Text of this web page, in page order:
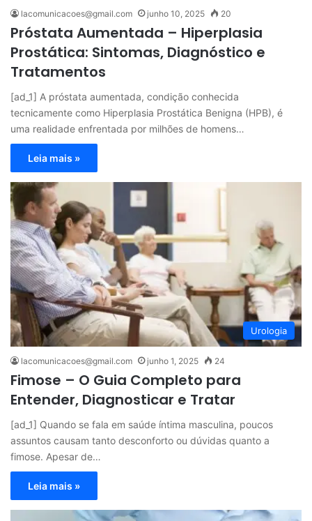
lacomunicacoes@gmail.com junho 10, 2025 20
Próstata Aumentada – Hiperplasia
Prostática: Sintomas, Diagnóstico e
Tratamentos
[ad_1] A próstata aumentada, condição conhecida
tecnicamente como Hiperplasia Prostática Benigna (HPB), é
uma realidade enfrentada por milhões de homens…
Leia mais »
Urologia
lacomunicacoes@gmail.com junho 1, 2025 24
Fimose – O Guia Completo para
Entender, Diagnosticar e Tratar
[ad_1] Quando se fala em saúde íntima masculina, poucos
assuntos causam tanto desconforto ou dúvidas quanto a
fimose. Apesar de…
Leia mais »